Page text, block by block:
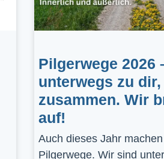
Pilgerwege 2026
unterwegs zu
zusammen. Wir
auf!
Auch dieses Jahr
Pilgerwege. Wir sind